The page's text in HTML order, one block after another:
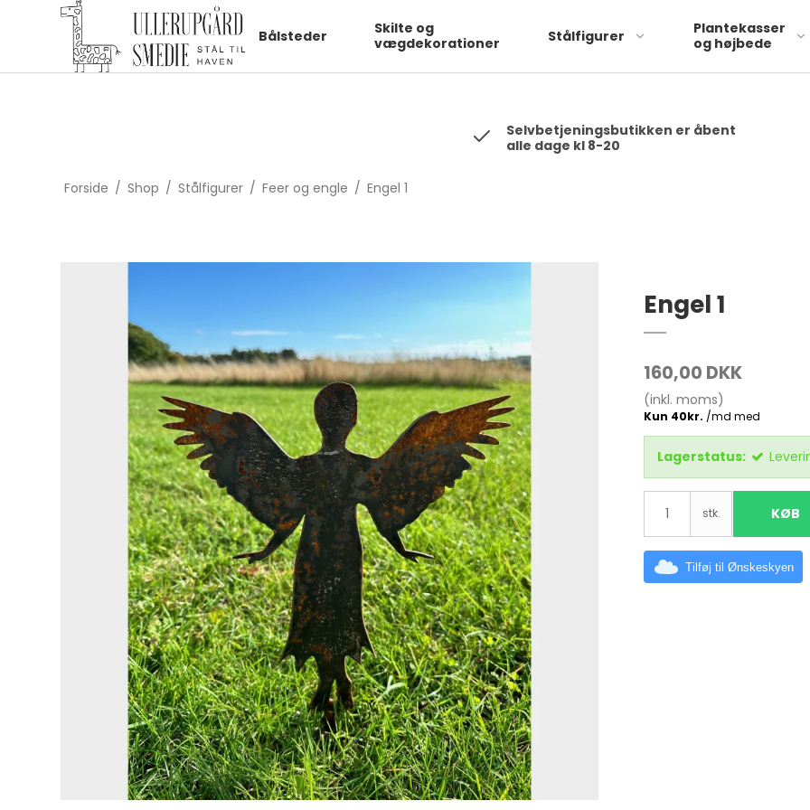
fbq('init', '1322550991547406', { em: 'email@email.com', // Values will be hashed automatically by the pixel using SHA-256 ph:
Bålsteder
Skilte og
vægdekorationer
Stålfigurer
Plantekasser
og højbede
Selvbetjeningsbutikken er åbent
alle dage kl 8-20
Forside / Shop / Stålfigurer / Feer og engle / Engel 1
Engel 1
160,00 DKK
(inkl. moms)
Lagerstatus:
stk. KØB
Tilføj til Ønskeskyen